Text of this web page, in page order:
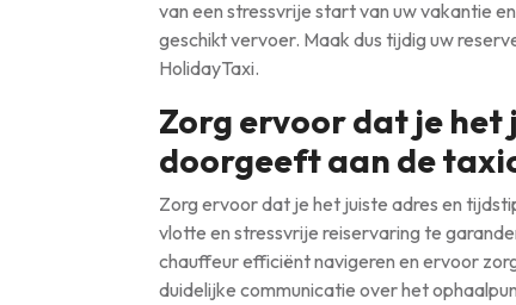
van een stressvrije start van uw vakantie
geschikt vervoer. Maak dus tijdig uw
HolidayTaxi.
Zorg ervoor dat je
doorgeeft aan de
Zorg ervoor dat je het juiste adres en
vlotte en stressvrije reiservaring te
chauffeur efficiënt navigeren en ervoor
duidelijke communicatie over het